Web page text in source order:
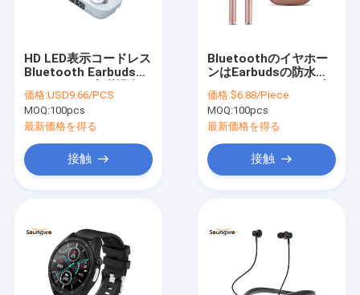
家
HD LED表示コードレス
Bluetooth Earbuds
価格:USD9.66/PCS
MOQ:100pcs
最新価格を得る
接触
Bluetoothのイヤホー
ンはEarbudsの防水ハ
響の取り消を言い触ら
す
価格:$6.88/Piece
MOQ:100pcs
最新価格を得る
接触